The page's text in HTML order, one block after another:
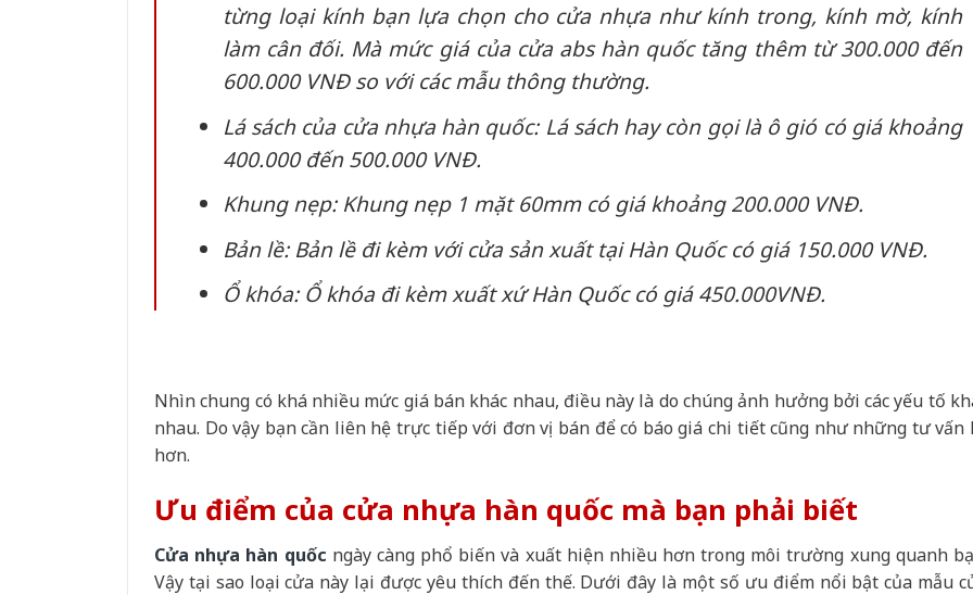
từng loại kính bạn lựa chọn cho cửa nhựa như kính trong, kính mờ, kính
làm cân đối. Mà mức giá của cửa abs hàn quốc tăng thêm từ 300.000 đến
600.000 VNĐ so với các mẫu thông thường.
Lá sách của cửa nhựa hàn quốc: Lá sách hay còn gọi là ô gió có giá khoảng
400.000 đến 500.000 VNĐ.
Khung nẹp: Khung nẹp 1 mặt 60mm có giá khoảng 200.000 VNĐ.
Bản lề: Bản lề đi kèm với cửa sản xuất tại Hàn Quốc có giá 150.000 VNĐ.
Ổ khóa: Ổ khóa đi kèm xuất xứ Hàn Quốc có giá 450.000VNĐ.
Nhìn chung có khá nhiều mức giá bán khác nhau, điều này là do chúng ảnh hưởng bởi các yếu tố
nhau. Do vậy bạn cần liên hệ trực tiếp với đơn vị bán để có báo giá chi tiết cũng như những tư vấn
hơn.
Ưu điểm của cửa nhựa hàn quốc mà bạn phải biết
Cửa nhựa hàn quốc ngày càng phổ biến và xuất hiện nhiều hơn trong môi trường xung quanh
Vậy tại sao loại cửa này lại được yêu thích đến thế. Dưới đây là một số ưu điểm nổi bật của mẫu